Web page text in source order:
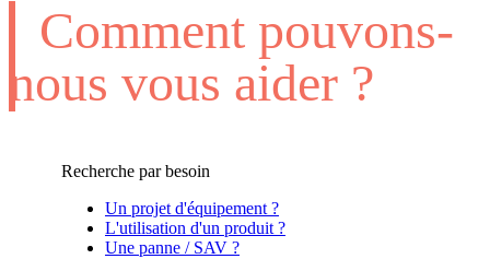
Comment pouvons-
nous vous aider ?
Recherche par besoin
Un projet d'équipement ?
L'utilisation d'un produit ?
Une panne / SAV ?